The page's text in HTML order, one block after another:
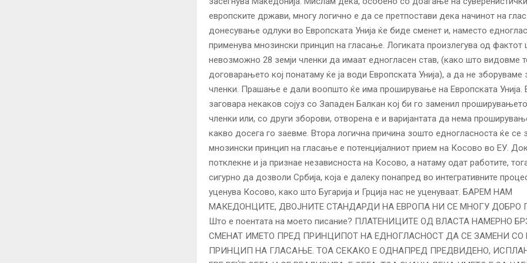
европските држави, многу логично е да се претпостави дека начинот на
донесување одлуки во Европската Унија ќе биде сменет и, наместо
применува мнозински принцип на гласање. Логиката произлегува од фактот
невозможно 28 земји членки да имаат едногласен став, (како што видовме
договарањето кој понатаму ќе ја води Европската Унија), а да не зборуваме
членки. Прашање е дали воопшто ќе има проширување на Европската Унија.
заговара некаков сојуз со Западен Балкан кој би го заменил
членки или, со други зборови, отворена е и варијантата да нема
какво досега го заевме. Втора логична причина зошто едногласноста ќе се
мнозински принцип на гласање е потенцијалниот прием на Косово во ЕУ.
потклекне и ја признае независноста на Косово, а натаму одат работите,
сигурно да дозволи Србија, која е далеку понапред во интегративните
уценува Косово, како што Бугарија и Грција нас не уценуваат. БАРЕМ НАМ
МАКЕДОНЦИТЕ, ДВОЈНИТЕ СТАНДАРДИ НА ЕВРОПА НИ СЕ МНОГУ ДОБРО
Што е поентата на моето писание? ПЛАТЕНИЦИТЕ ОД ВЛАСТА НАМЕРНО
СМЕНАТ ИМЕТО ПРЕД ПРИНЦИПОТ НА ЕДНОГЛАСНОСТ ДА СЕ ЗАМЕНИ
ПРИНЦИП НА ГЛАСАЊЕ. ТОА СЕКАКО Е ОДНАПРЕД ПРЕДВИДЕНО,